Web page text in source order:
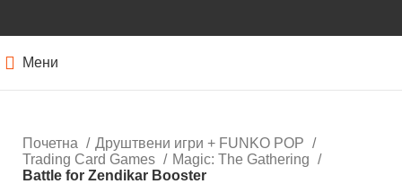
Мени
Почетна
Друштвени игри + FUNKO POP
Trading Card Games
Magic: Тhe Gathering
Battle for Zendikar Booster